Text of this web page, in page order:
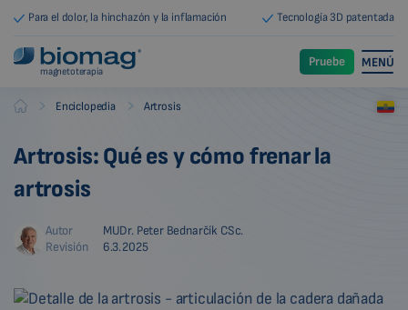
Para el dolor, la hinchazón y la inflamación Tecnología 3D patentada
magnetoterapia
Pruebe MENÚ
Biomag Enciclopedia Artrosis
Artrosis: Qué es y cómo frenar la
artrosis
Autor
MUDr. Peter Bednarčík CSc.
Revisión
6.3.2025